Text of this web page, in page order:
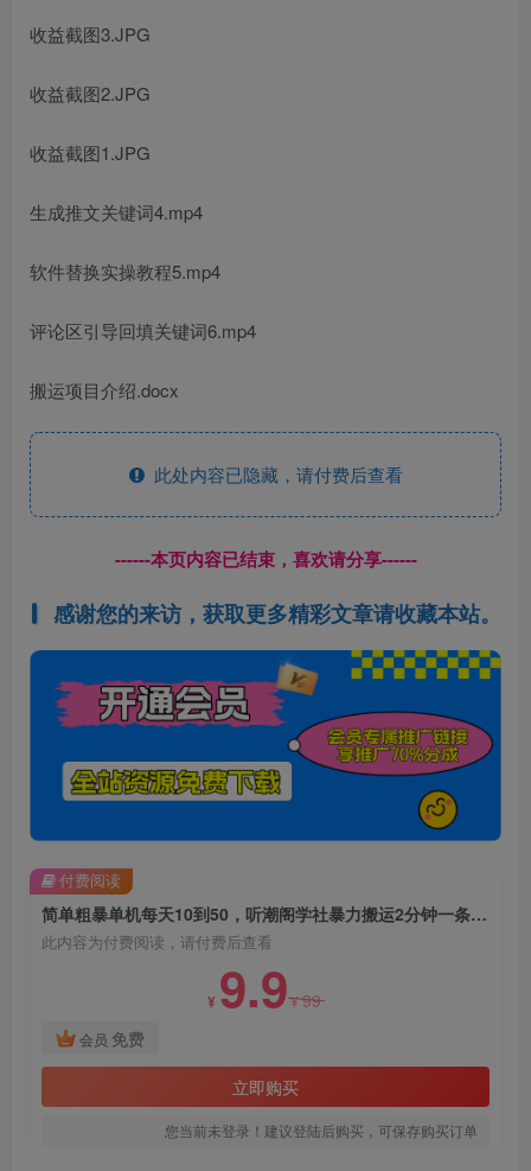
收益截图3.JPG
收益截图2.JPG
收益截图1.JPG
生成推文关键词4.mp4
软件替换实操教程5.mp4
评论区引导回填关键词6.mp4
搬运项目介绍.docx
此处内容已隐藏，请付费后查看
------本页内容已结束，喜欢请分享------
感谢您的来访，获取更多精彩文章请收藏本站。
简单粗暴单机每天10到50，听潮阁学社暴力搬运2分钟一条小说推文视频教程完整版【揭秘】
此内容为付费阅读，请付费后查看
¥ 9.9¥99
会员 免费
立即购买
您当前未登录！建议登陆后购买，可保存购买订单
付费阅读